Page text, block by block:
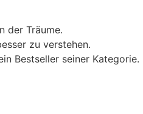
der Träume.
zu verstehen.
Bestseller seiner Kategorie.